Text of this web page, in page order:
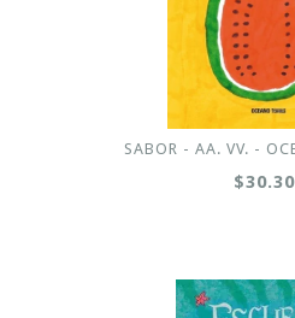
SABOR - AA. VV. -